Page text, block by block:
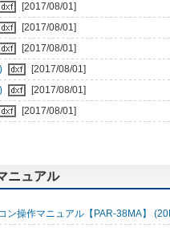
[2017/08/01]
[2017/08/01]
[2017/08/01]
[2017/08/01]
[2017/08/01]
[2017/08/01]
ニュアル
ン操作マニュアル【PAR-38MA】